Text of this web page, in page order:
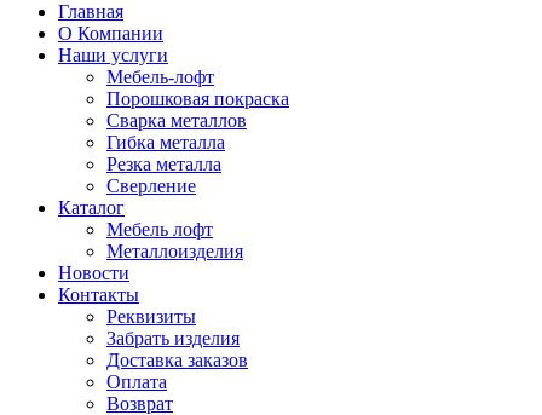
Главная
О Компании
Наши услуги
Мебель-лофт
Порошковая покраска
Сварка металлов
Гибка металла
Резка металла
Сверление
Каталог
Мебель лофт
Металлоизделия
Новости
Контакты
Реквизиты
Забрать изделия
Доставка заказов
Оплата
Возврат